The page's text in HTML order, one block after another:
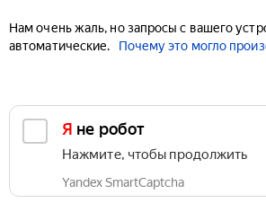
Нам очень жаль, но запросы с вашего
автоматические.
Почему это могло
Я не робот
Нажмите, чтобы продолжить
Yandex SmartCaptcha